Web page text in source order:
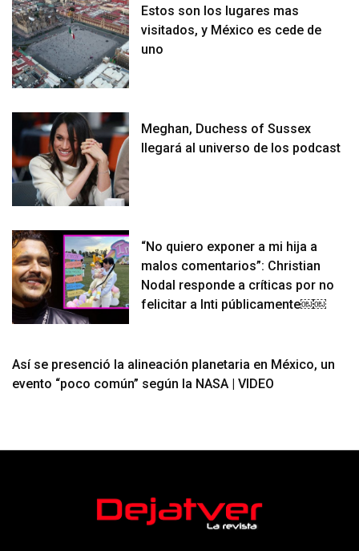
Estos son los lugares mas
visitados, y México es cede de
uno
Meghan, Duchess of Sussex
llegará al universo de los podcast
“No quiero exponer a mi hija a
malos comentarios”: Christian
Nodal responde a críticas por no
felicitar a Inti públicamente￼￼
Así se presenció la alineación planetaria en México, un
evento “poco común” según la NASA | VIDEO